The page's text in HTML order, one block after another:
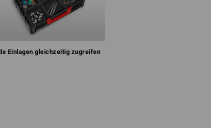
Einlagen gleichzeitig zugreifen